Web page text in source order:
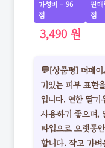
가성비 - 96
점
판
점
3,490 원
💬[상품평] 더페이
기있는 피부 표현
입니다. 연한 딸기
사용하기 좋으며,
타입으로 오랫동
합니다. 작고 가벼